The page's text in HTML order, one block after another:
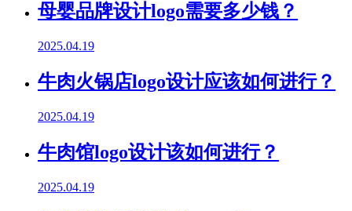
母婴品牌设计logo需要多少钱？
2025.04.19
牛肉火锅店logo设计应该如何进行？
2025.04.19
牛肉馆logo设计该如何进行？
2025.04.19